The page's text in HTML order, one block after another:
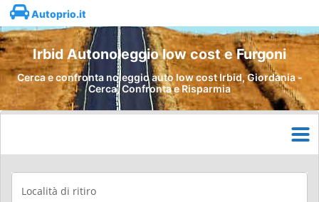
Autoprio.it
Irbid Autonoleggio low cost e Furgoni
Cerca e confronta noleggio auto low cost Irbid, Giordania -
Cerca, Confronta e Risparmia
Località di ritiro